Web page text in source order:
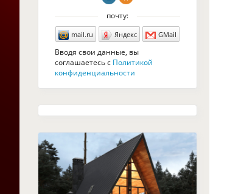
почту:
mail.ru Яндекс GMail
Вводя свои данные, вы
соглашаетесь с Политикой
конфиденциальности